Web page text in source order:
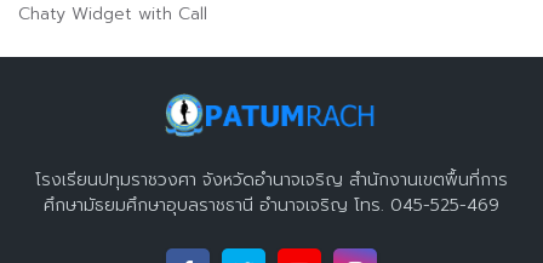
Chaty Widget with Call
โรงเรียนปทุมราชวงศา จังหวัดอำนาจเจริญ สำนักงานเขตพื้นที่การ
ศึกษามัธยมศึกษาอุบลราชธานี อำนาจเจริญ โทร. 045-525-469